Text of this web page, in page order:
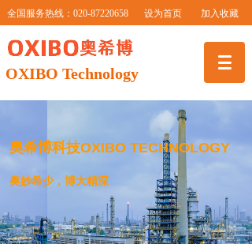
全国服务热线：020-87220658 设为首页 加入收藏
OXIBO Technology
奥希博科技OXIBO TECHNOLOGY
奥妙希少，博大精深